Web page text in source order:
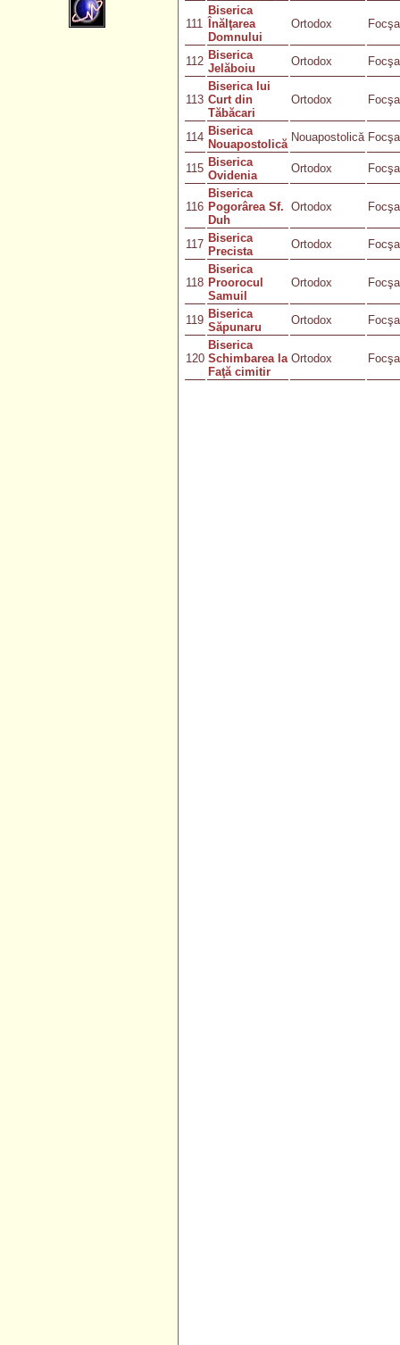
111
Biserica
Înălţarea
Domnului
Ortodox
112 Biserica
Jelăboiu
Ortodox
113
Biserica lui
Curt din
Tăbăcari
Ortodox
114 Biserica
Nouapostolică
Nouapostolică
115 Biserica
Ovidenia
Ortodox
116
Biserica
Pogorârea Sf.
Duh
Ortodox
117 Biserica
Precista
Ortodox
118
Biserica
Proorocul
Samuil
Ortodox
119 Biserica
Săpunaru
Ortodox
120
Biserica
Schimbarea la
Faţă cimitir
Ortodox